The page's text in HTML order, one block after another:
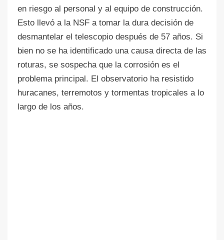
en riesgo al personal y al equipo de construcción.
Esto llevó a la NSF a tomar la dura decisión de
desmantelar el telescopio después de 57 años. Si
bien no se ha identificado una causa directa de las
roturas, se sospecha que la corrosión es el
problema principal. El observatorio ha resistido
huracanes, terremotos y tormentas tropicales a lo
largo de los años.